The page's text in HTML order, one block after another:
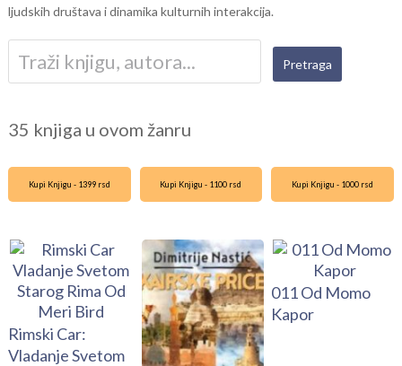
ljudskih društava i dinamika kulturnih interakcija.
35 knjiga u ovom žanru
Kupi Knjigu - 1399 rsd
Rimski Car:
Vladanje Svetom
Kupi Knjigu - 1100 rsd Kupi Knjigu - 1000 rsd
011 Od Momo
Kapor